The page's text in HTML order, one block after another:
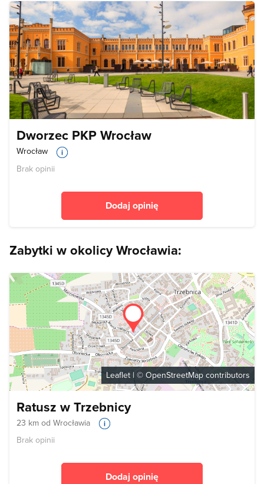
Dworzec PKP Wrocław
Wrocław
Brak opinii
Dodaj opinię
Zabytki w okolicy Wrocławia:
Leaflet | © OpenStreetMap contributors
Ratusz w Trzebnicy
23 km od Wrocławia
Brak opinii
Dodaj opinię